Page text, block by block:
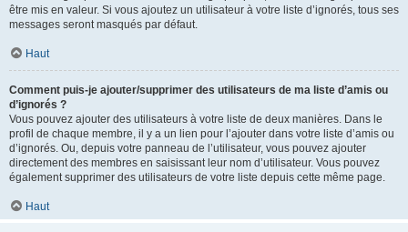
être mis en valeur. Si vous ajoutez un utilisateur à votre liste d’ignorés, tous ses
messages seront masqués par défaut.
Haut
Comment puis-je ajouter/supprimer des utilisateurs de ma liste d’amis ou
d’ignorés ?
Vous pouvez ajouter des utilisateurs à votre liste de deux manières. Dans le
profil de chaque membre, il y a un lien pour l’ajouter dans votre liste d’amis ou
d’ignorés. Ou, depuis votre panneau de l’utilisateur, vous pouvez ajouter
directement des membres en saisissant leur nom d’utilisateur. Vous pouvez
également supprimer des utilisateurs de votre liste depuis cette même page.
Haut